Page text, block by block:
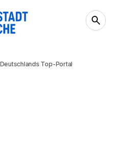
Top-Portal